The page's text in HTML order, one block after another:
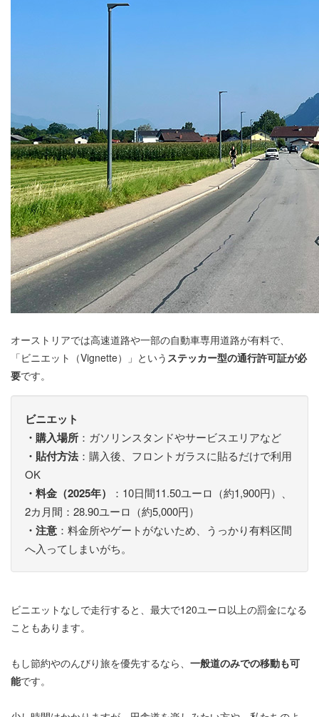
オーストリアでは高速道路や一部の自動車専用道路が有料で、
「ビニエット（Vignette）」という ステッカー型の通行許可証が必
要です。
ビニエット
・購入場所 ：ガソリンスタンドやサービスエリアなど
・貼付方法：購入後、フロントガラスに貼るだけで利用
OK
・料金（2025年）
：10日間11.50ユーロ（約1,900円）、
2カ月間：28.90ユーロ（約5,000円）
・注意 ：料金所やゲートがないため、うっかり有料区間
へ入ってしまいがち。
ビニエットなしで走行すると、最大で120ユーロ以上の罰金になる
こともあります。
もし節約やのんびり旅を優先するなら、 一般道のみでの移動も可
能です。